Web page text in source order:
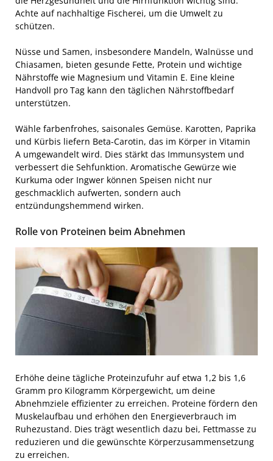
Achte auf nachhaltige Fischerei, um die Umwelt zu
schützen.
Nüsse und Samen, insbesondere Mandeln, Walnüsse und
Chiasamen, bieten gesunde Fette, Protein und wichtige
Nährstoffe wie Magnesium und Vitamin E. Eine kleine
Handvoll pro Tag kann den täglichen Nährstoffbedarf
unterstützen.
Wähle farbenfrohes, saisonales Gemüse. Karotten, Paprika
und Kürbis liefern Beta-Carotin, das im Körper in Vitamin
A umgewandelt wird. Dies stärkt das Immunsystem und
verbessert die Sehfunktion. Aromatische Gewürze wie
Kurkuma oder Ingwer können Speisen nicht nur
geschmacklich aufwerten, sondern auch
entzündungshemmend wirken.
Rolle von Proteinen beim Abnehmen
Erhöhe deine tägliche Proteinzufuhr auf etwa 1,2 bis 1,6
Gramm pro Kilogramm Körpergewicht, um deine
Abnehmziele effizienter zu erreichen. Proteine fördern den
Muskelaufbau und erhöhen den Energieverbrauch im
Ruhezustand. Dies trägt wesentlich dazu bei, Fettmasse zu
reduzieren und die gewünschte Körperzusammensetzung
zu erreichen.